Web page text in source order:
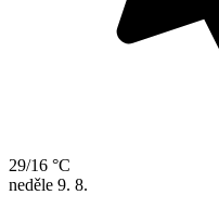
29/16 °C
neděle 9. 8.